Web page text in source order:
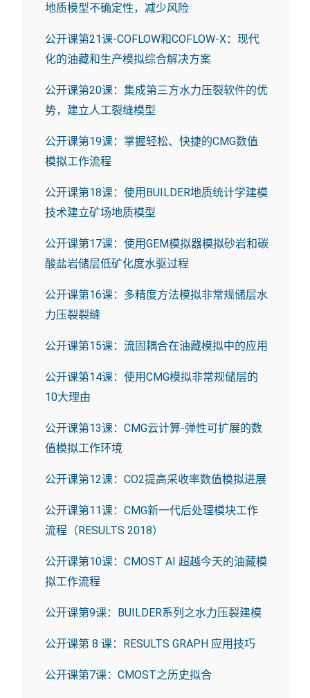
地质模型不确定性，减少风险
公开课第21课-COFLOW和COFLOW-X：现代
化的油藏和生产模拟综合解决方案
公开课第20课：集成第三方水力压裂软件的优
势，建立人工裂缝模型
公开课第19课：掌握轻松、快捷的CMG数值
模拟工作流程
公开课第18课：使用BUILDER地质统计学建模
技术建立矿场地质模型
公开课第17课：使用GEM模拟器模拟砂岩和碳
酸盐岩储层低矿化度水驱过程
公开课第16课：多精度方法模拟非常规储层水
力压裂裂缝
公开课第15课：流固耦合在油藏模拟中的应用
公开课第14课：使用CMG模拟非常规储层的
10大理由
公开课第13课：CMG云计算-弹性可扩展的数
值模拟工作环境
公开课第12课：CO2提高采收率数值模拟进展
公开课第11课：CMG新一代后处理模块工作
流程（RESULTS 2018）
公开课第10课：CMOST AI 超越今天的油藏模
拟工作流程
公开课第9课：BUILDER系列之水力压裂建模
公开课第 8 课：RESULTS GRAPH 应用技巧
公开课第7课：CMOST之历史拟合